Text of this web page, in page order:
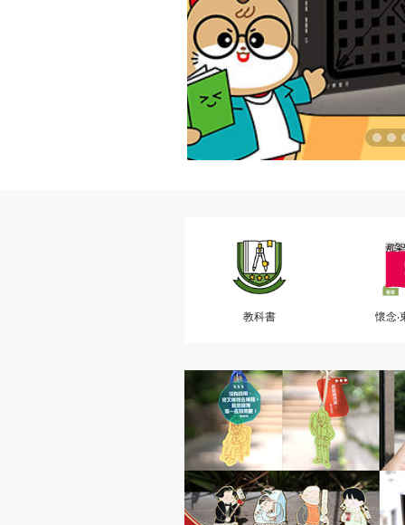
教科書 懷念‧